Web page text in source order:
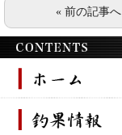
« 前の記事へ